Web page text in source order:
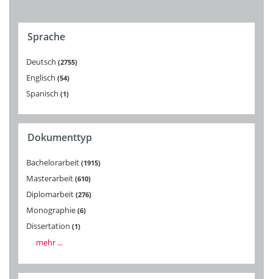
Sprache
Deutsch 2755
Englisch 54
Spanisch 1
Dokumenttyp
Bachelorarbeit 1915
Masterarbeit 610
Diplomarbeit 276
Monographie 6
Dissertation 1
mehr ...